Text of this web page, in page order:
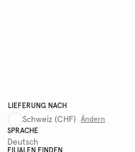
LIEFERUNG NACH
Schweiz (CHF)
Ändern
SPRACHE
Deutsch